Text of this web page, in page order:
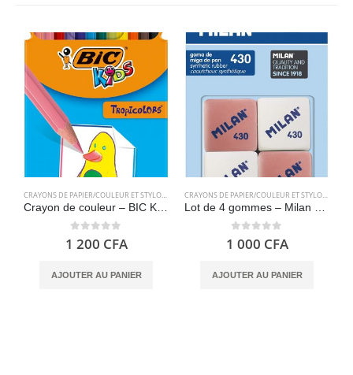
CRAYONS DE PAPIER/COULEUR ET STYLOS, FOURNITURES SCOLAIRES
Crayon de couleur – BIC Kids Tropicolors 12
0 out of 5
1 200 CFA
AJOUTER AU PANIER
CRAYONS DE PAPIER/COULEUR ET STYLOS,
Lot de 4 gommes – Milan BMM9215
0 out of 5
1 000 CFA
AJOUTER AU PANIER